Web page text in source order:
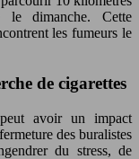
le dimanche. Cette
les fumeurs le
de cigarettes
avoir un impact
des buralistes
du stress, de